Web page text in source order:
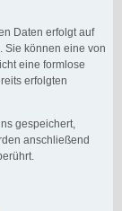
Daten erfolgt auf
Sie können eine von
eine formlose
erfolgten
gespeichert,
anschließend